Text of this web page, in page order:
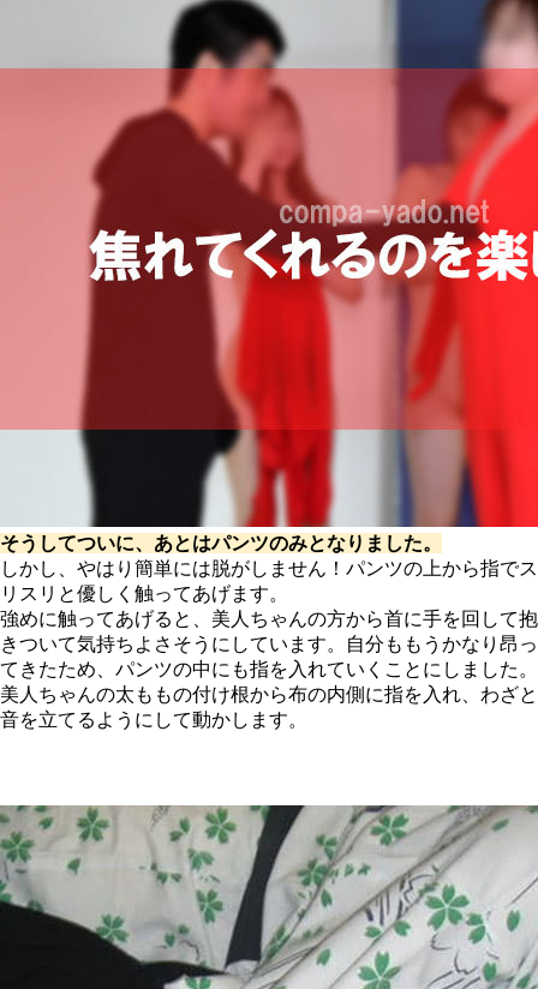
そうしてついに、あとはパンツのみとなりました。
しかし、やはり簡単には脱がしません！パンツの上から指でス
リスリと優しく触ってあげます。
強めに触ってあげると、美人ちゃんの方から首に手を回して抱
きついて気持ちよさそうにしています。自分ももうかなり昂っ
てきたため、パンツの中にも指を入れていくことにしました。
美人ちゃんの太ももの付け根から布の内側に指を入れ、わざと
音を立てるようにして動かします。